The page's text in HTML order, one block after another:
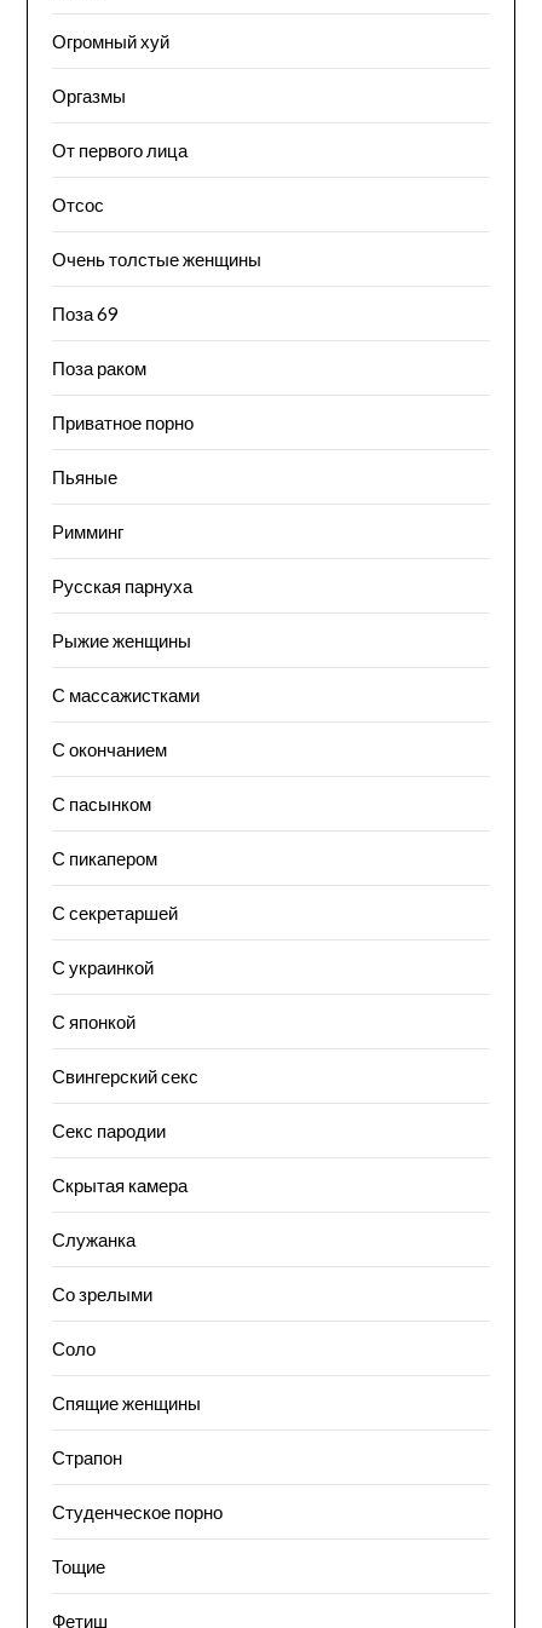
Огромный хуй
Оргазмы
От первого лица
Отсос
Очень толстые женщины
Поза 69
Поза раком
Приватное порно
Пьяные
Римминг
Русская парнуха
Рыжие женщины
С массажистками
С окончанием
С пасынком
С пикапером
С секретаршей
С украинкой
С японкой
Свингерский секс
Секс пародии
Скрытая камера
Служанка
Со зрелыми
Соло
Спящие женщины
Страпон
Студенческое порно
Тощие
Фетиш